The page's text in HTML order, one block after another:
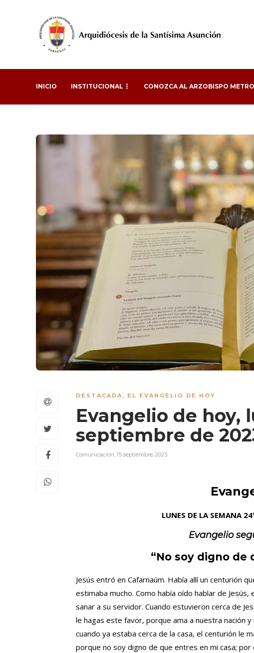
INICIO INSTITUCIONAL CONOZCA AL ARZOBISPO
DESTACADA, EL EVANGELIO DE HOY
Evangelio de hoy,
septiembre de
Comunicación, 15 septiembre, 2023
LUNES DE LA SEMANA
Evangelio
“No soy digno de
Jesús entró en Cafarnaúm. Había allí un centurión
estimaba mucho. Como había oído hablar de
sanar a su servidor. Cuando estuvieron cerca de
le hagas este favor, porque ama a nuestra nación
cuando ya estaba cerca de la casa, el centurión le
porque no soy digno de que entres en mi casa;